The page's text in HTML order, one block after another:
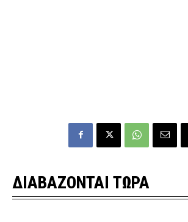
ΔΙΑΒΑΖΟΝΤΑΙ ΤΩΡΑ